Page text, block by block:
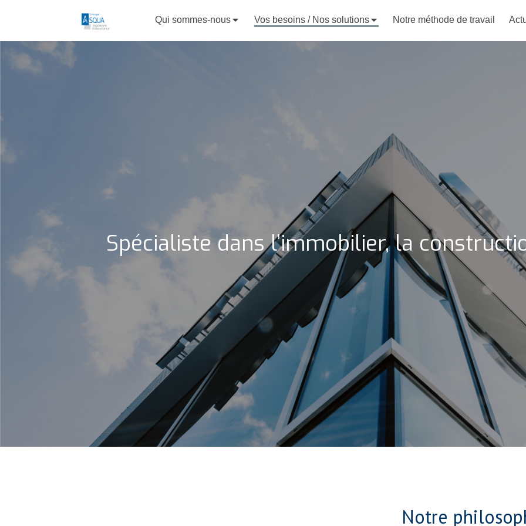
Qui sommes-nous Vos besoins / Nos solutions Notre méthode de travail
Spécialiste dans l’immobilier, la
Notre